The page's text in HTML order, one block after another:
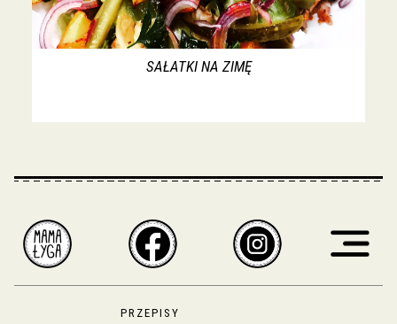
SAŁATKI NA ZIMĘ
PRZEPISY